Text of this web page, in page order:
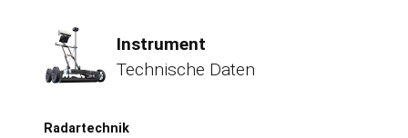
Instrument
Technische Daten
Radartechnik